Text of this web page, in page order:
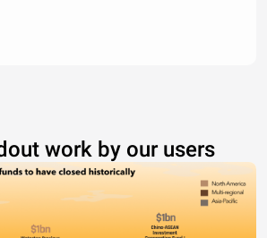
work by our users